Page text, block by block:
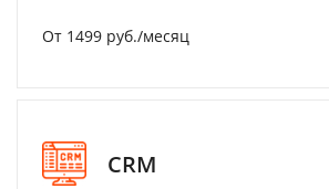
От 1499 руб./месяц
CRM